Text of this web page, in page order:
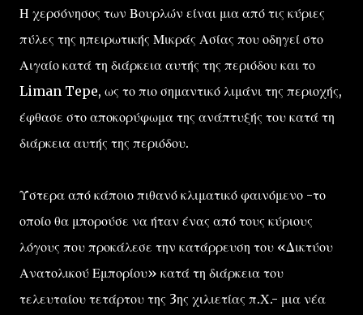
Η χερσόνησος των Βουρλών είναι μια από τις κύριες
πύλες της ηπειρωτικής Μικράς Ασίας που οδηγεί στο
Αιγαίο κατά τη διάρκεια αυτής της περιόδου και το
Liman Tepe, ως το πιο σημαντικό λιμάνι της περιοχής,
έφθασε στο αποκορύφωμα της ανάπτυξής του κατά τη
διάρκεια αυτής της περιόδου.
Ύστερα από κάποιο πιθανό κλιματικό φαινόμενο -το
οποίο θα μπορούσε να ήταν ένας από τους κύριους
λόγους που προκάλεσε την κατάρρευση του «Δικτύου
Ανατολικού Εμπορίου» κατά τη διάρκεια του
τελευταίου τετάρτου της 3ης χιλιετίας π.Χ.- μια νέα